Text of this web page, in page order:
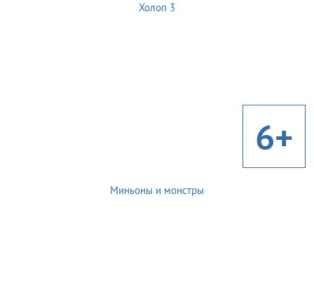
Холоп 3
6+
Миньоны и монстры